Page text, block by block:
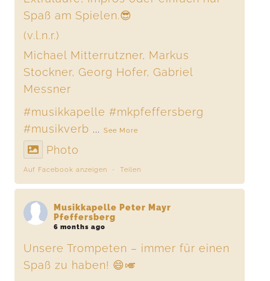
Spaß am Spielen.😎
(v.l.n.r.)
Michael Mitterrutzner, Markus
Stockner, Georg Hofer, Gabriel
Messner
#musikkapelle #mkpfeffersberg
#musikverb ...See More
Photo
Auf Facebook anzeigen · Teilen
Musikkapelle Peter Mayr
Pfeffersberg
6 months ago
Unsere Trompeten – immer für einen
Spaß zu haben! 😄🎺